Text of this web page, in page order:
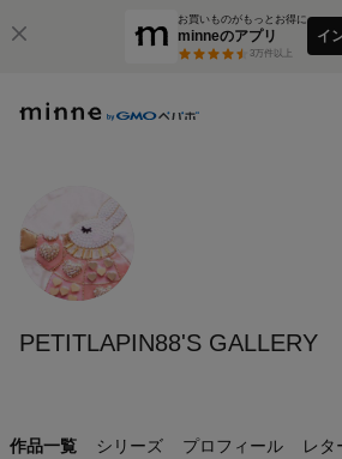
お買いものがもっとお得に
minneのアプリ
3万件以上
イ
PETITLAPIN88'S GALLERY
作品一覧 シリーズ プロフィール レタ